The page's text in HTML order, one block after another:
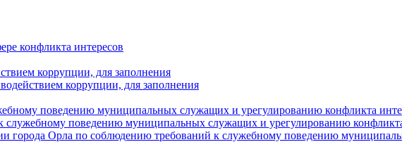
конфликта интересов
коррупции, для заполнения
коррупции, для заполнения
поведению муниципальных служащих и урегулированию конфликта
поведению муниципальных служащих и урегулированию
города Орла по соблюдению требований к служебному поведению